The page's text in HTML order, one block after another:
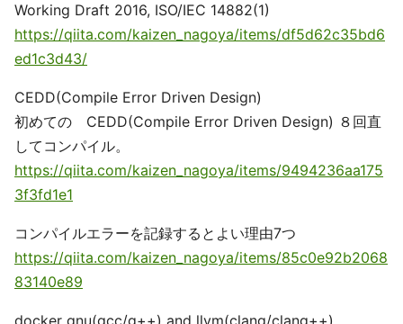
Working Draft 2016, ISO/IEC 14882(1)
https://qiita.com/kaizen_nagoya/items/df5d62c35bd6
ed1c3d43/
CEDD(Compile Error Driven Design)
初めての CEDD(Compile Error Driven Design) ８回直
してコンパイル。
https://qiita.com/kaizen_nagoya/items/9494236aa175
3f3fd1e1
コンパイルエラーを記録するとよい理由7つ
https://qiita.com/kaizen_nagoya/items/85c0e92b2068
83140e89
docker gnu(gcc/g++) and llvm(clang/clang++)